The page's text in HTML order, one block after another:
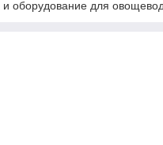
и оборудование для